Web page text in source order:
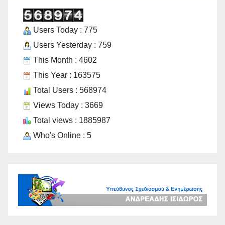
Users Today : 775
Users Yesterday : 759
This Month : 4602
This Year : 163575
Total Users : 568974
Views Today : 3669
Total views : 1885987
Who's Online : 5